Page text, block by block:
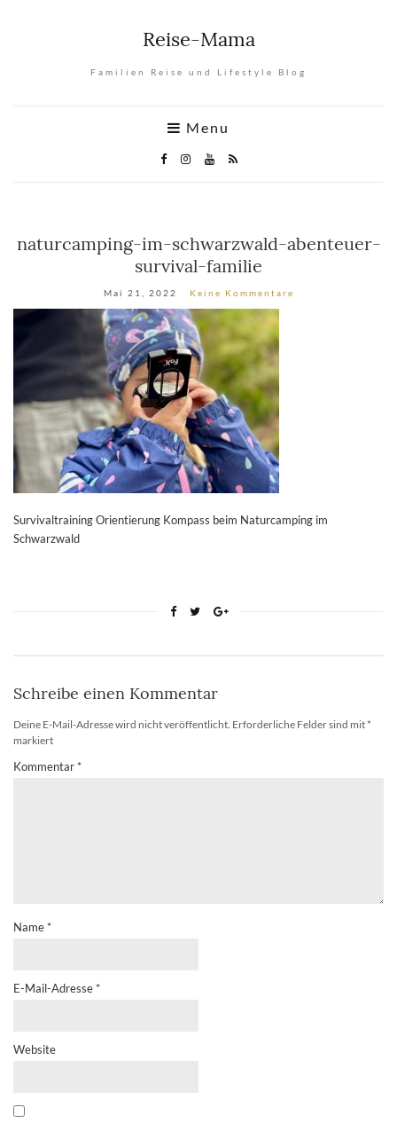
Reise-Mama
Familien Reise und Lifestyle Blog
Menu
naturcamping-im-schwarzwald-abenteuer-
survival-familie
Mai 21, 2022 Keine Kommentare
Survivaltraining Orientierung Kompass beim Naturcamping im
Schwarzwald
Schreibe einen Kommentar
Deine E-Mail-Adresse wird nicht veröffentlicht. Erforderliche Felder sind mit *
markiert
Kommentar *
Name *
E-Mail-Adresse *
Website